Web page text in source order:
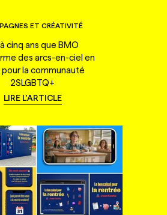
ET CRÉATIVITÉ
cinq ans que BMO
des arcs-en-ciel en
pour la communauté
2SLGBTQ+
LIRE L'ARTICLE